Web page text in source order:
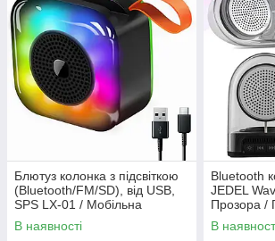
Блютуз колонка з підсвіткою
(Bluetooth/FM/SD), від USB,
SPS LX-01 / Мобільна
колонка / Портативна
колонка
В наявності
Bluetooth
JEDEL
Прозора /
колонка
колонка
В